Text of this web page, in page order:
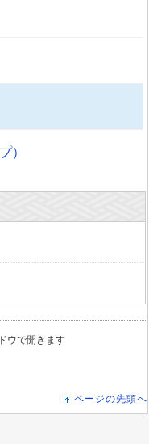
）
ウで開きます
ページの先頭へ